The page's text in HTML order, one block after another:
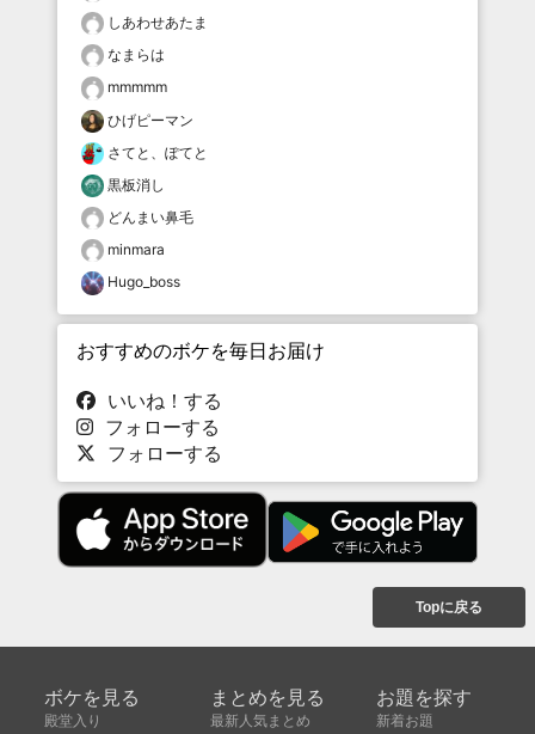
しあわせあたま
なまらは
mmmmm
ひげピーマン
さてと、ぽてと
黒板消し
どんまい鼻毛
minmara
Hugo_boss
おすすめのボケを毎日お届け
いいね！する
フォローする
フォローする
Topに戻る
ボケを見る
殿堂入り
まとめを見る
最新人気まとめ
お題を探す
新着お題